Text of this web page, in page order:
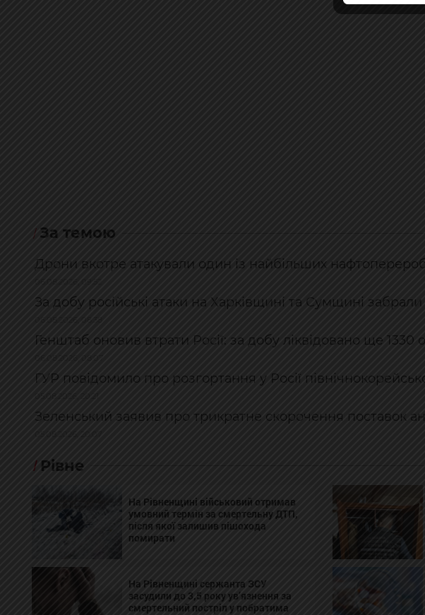
За темою
Дрони вкотре атакували один із найбільших
За добу російські атаки на Харківщині та Сумщині
Генштаб оновив втрати Росії: за добу ліквідовано ще 1330
ГУР повідомило про розгортання у Росії
Зеленський заявив про трикратне скорочення поставок
Рівне
На Рівненщині військовий отримав
умовний термін за смертельну ДТП,
після якої залишив пішохода
помирати
На Рівненщині сержанта ЗСУ
засудили до 3,5 року ув’язнення за
смертельний постріл у побратима